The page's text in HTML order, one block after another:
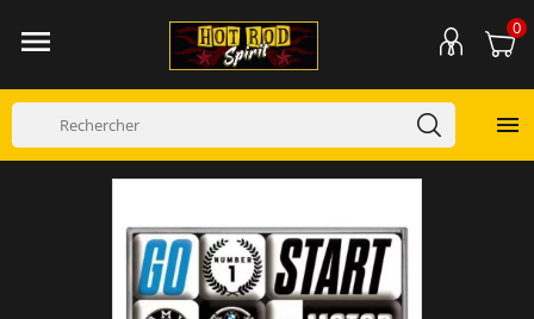
 0
